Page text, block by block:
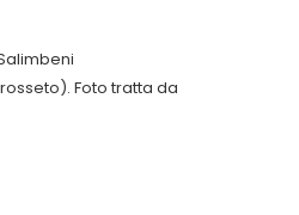
Foto tratta da